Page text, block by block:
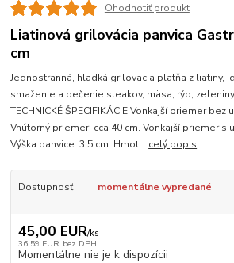
Ohodnotiť produkt
Liatinová grilovácia panvica
cm
Jednostranná, hladká grilovacia platňa z liatiny,
smaženie a pečenie steakov, mäsa, rýb,
TECHNICKÉ ŠPECIFIKÁCIE Vonkajší priemer bez
Vnútorný priemer: cca 40 cm. Vonkajší priemer s
Výška panvice: 3,5 cm. Hmot... celý popis
Dostupnosť momentálne vypredané
45,00 EUR/ks
36,59 EUR bez DPH
Momentálne nie je k dispozícii